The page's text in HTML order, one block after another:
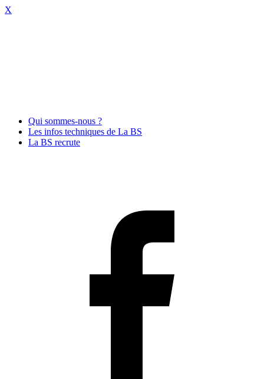
X
Qui sommes-nous ?
Les infos techniques de La BS
La BS recrute